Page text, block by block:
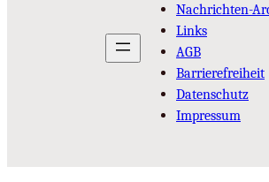
Nachrichten-
Links
AGB
Barrierefreiheit
Datenschutz
Impressum